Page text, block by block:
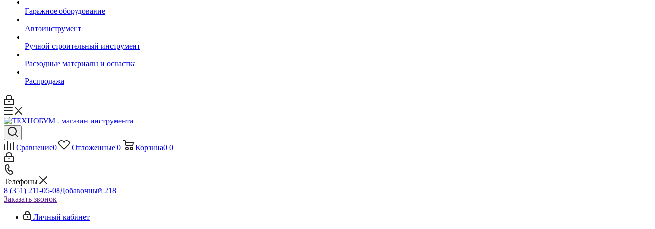
Гаражное оборудование
Автоинструмент
Ручной строительный инструмент
Расходные материалы и оснастка
Распродажа
Сравнение0 Отложенные 0 Корзина0 0
Телефоны
8 (351) 211-05-08Добавочный 218
Заказать звонок
Личный кабинет